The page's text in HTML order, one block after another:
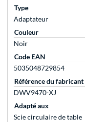
Type
Adaptateur
Couleur
Noir
Code EAN
5035048729854
Référence du fabricant
DWV9470-XJ
Adapté aux
Scie circulaire de table